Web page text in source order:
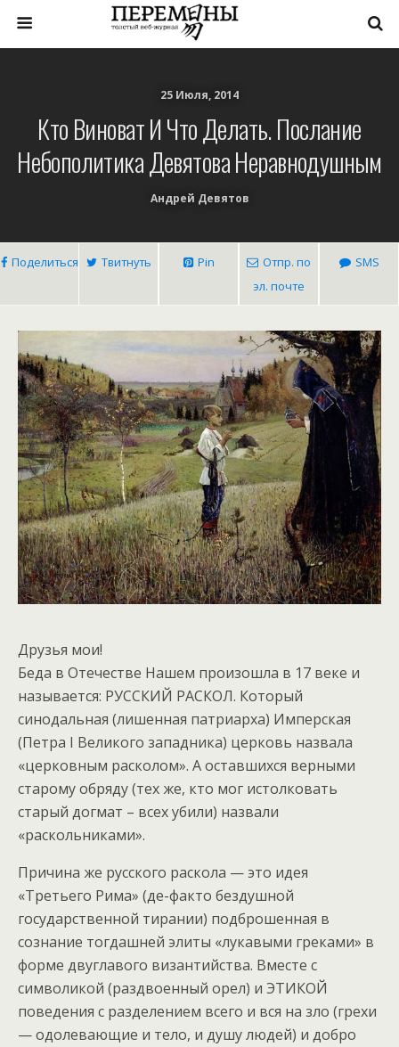
25 Июля, 2014
Кто Виноват И Что Делать. Послание
Небополитика Девятова Неравнодушным
Андрей Девятов
Поделиться Твитнуть Pin
Отпр. по
эл. почте
SMS
Друзья мои!
Беда в Отечестве Нашем произошла в 17 веке и
называется: РУССКИЙ РАСКОЛ. Который
синодальная (лишенная патриарха) Имперская
(Петра I Великого западника) церковь назвала
«церковным расколом». А оставшихся верными
старому обряду (тех же, кто мог истолковать
старый догмат – всех убили) назвали
«раскольниками».
Причина же русского раскола — это идея
«Третьего Рима» (де-факто бездушной
государственной тирании) подброшенная в
сознание тогдашней элиты «лукавыми греками» в
форме двуглавого византийства. Вместе с
символикой (раздвоенный орел) и ЭТИКОЙ
поведения с разделением всего и вся на зло (грехи
— одолевающие и тело, и душу людей) и добро